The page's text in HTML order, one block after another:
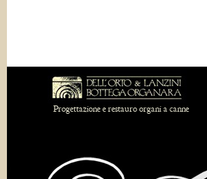
Progettazione e restauro organi a canne